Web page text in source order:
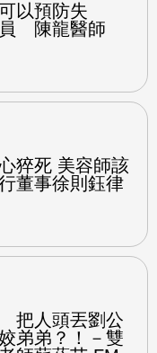
以預防失
員 陳龍醫師
猝死 美容師該
董事徐則鈺律
把人頭丟劉公
弟弟？！－雙